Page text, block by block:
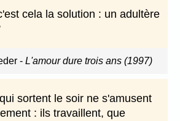
cela la solution : un adultère
- L'amour dure trois ans (1997)
sortent le soir ne s'amusent
: ils travaillent, que